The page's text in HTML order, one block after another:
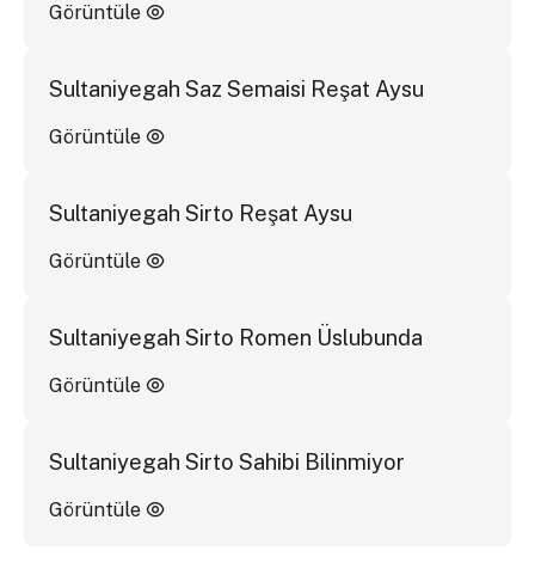
Görüntüle
Sultaniyegah Saz Semaisi Reşat Aysu
Görüntüle
Sultaniyegah Sirto Reşat Aysu
Görüntüle
Sultaniyegah Sirto Romen Üslubunda
Görüntüle
Sultaniyegah Sirto Sahibi Bilinmiyor
Görüntüle